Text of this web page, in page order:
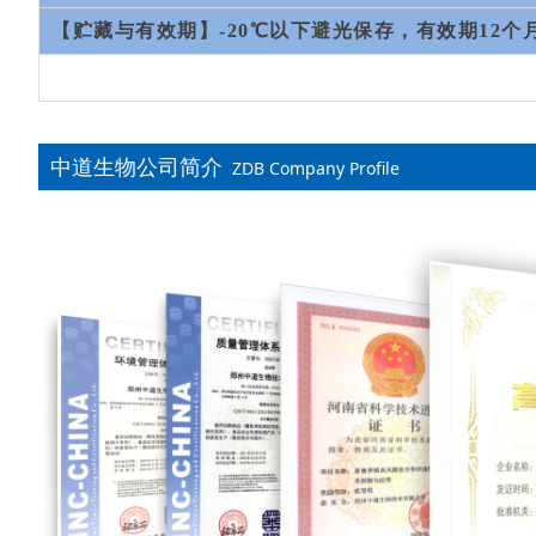
【贮藏与有效期】-20℃以下避光保存，有效期12个
中道生物公司简介 ZDB Company Profile